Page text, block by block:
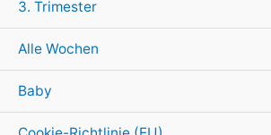
3. Trimester
Alle Wochen
Baby